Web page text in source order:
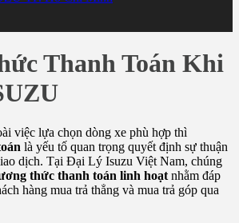
Thanh Toán Khi
việc lựa chọn dòng xe phù hợp thì
là yếu tố quan trọng quyết định sự thuận
dịch. Tại Đại Lý Isuzu Việt Nam, chúng
thức thanh toán linh hoạt nhằm đáp
hàng mua trả thẳng và mua trả góp qua